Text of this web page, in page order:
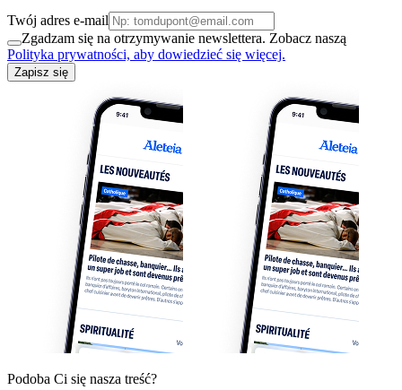
Twój adres e-mail
Zgadzam się na otrzymywanie newslettera. Zobacz naszą
Polityka prywatności, aby dowiedzieć się więcej.
Zapisz się
Podoba Ci się nasza treść?